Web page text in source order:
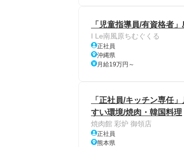
「児童指導員/有資格者
I Le南風原ちむぐくる
正社員
沖縄県
月給19万円～
「正社員/キッチン専任
すい環境/焼肉・韓国料理
焼肉館 彩炉 御領店
正社員
熊本県